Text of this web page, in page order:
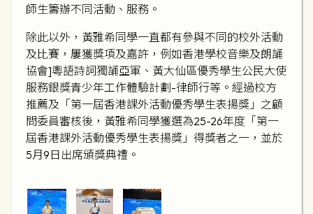
師生籌辦不同活動、服務。
除此以外，黃雅希同學一直都有參與不同的校外活動
及比賽，屢獲獎項及嘉許，例如香港學校音樂及朗誦
協會]粵語詩詞獨誦亞軍、黃大仙區優秀學生公民大使
服務銀獎青少年工作體驗計劃-律師行等。經過校方
推薦及「第一屆香港課外活動優秀學生表揚獎」之顧
問委員審核後，黃雅希同學獲選為25-26年度「第一
屆香港課外活動優秀學生表揚獎」得獎者之一，並於
5月9日出席頒獎典禮。